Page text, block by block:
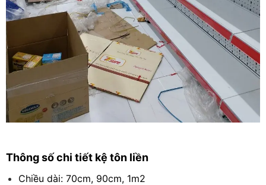
Thông số chi tiết kệ tôn liền
Chiều dài: 70cm, 90cm, 1m2